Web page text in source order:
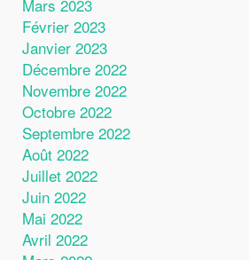
Mars 2023
Février 2023
Janvier 2023
Décembre 2022
Novembre 2022
Octobre 2022
Septembre 2022
Août 2022
Juillet 2022
Juin 2022
Mai 2022
Avril 2022